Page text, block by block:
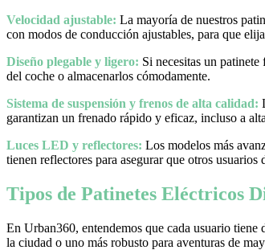
Velocidad ajustable: La mayoría de nuestros
con modos de conducción ajustables, para que
Diseño plegable y ligero: Si necesitas un
del coche o almacenarlos cómodamente.
Sistema de suspensión y frenos de alta calidad:
garantizan un frenado rápido y eficaz, incluso a
Luces LED y reflectores: Los modelos más
tienen reflectores para asegurar que otros
Tipos de Patinetes Eléctricos
En Urban360, entendemos que cada usuario tiene
la ciudad o uno más robusto para aventuras de